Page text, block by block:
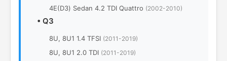
4Е(D3) Sedan 4.2 TDI Quattro (2002-2010)
• Q3
8U, 8U1 1.4 TFSI (2011-2019)
8U, 8U1 2.0 TDI (2011-2019)